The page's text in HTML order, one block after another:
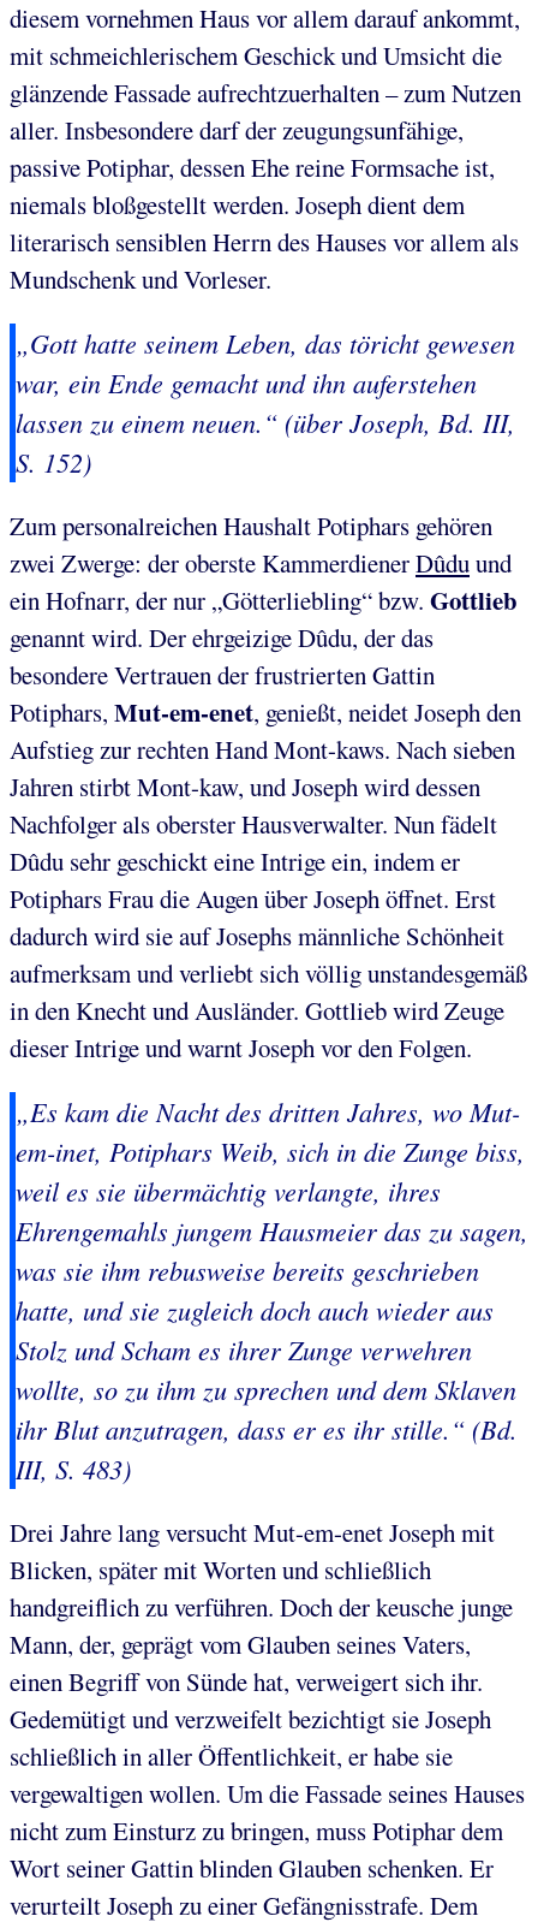
diesem vornehmen Haus vor allem darauf ankommt,
mit schmeichlerischem Geschick und Umsicht die
glänzende Fassade aufrechtzuerhalten – zum Nutzen
aller. Insbesondere darf der zeugungsunfähige,
passive Potiphar, dessen Ehe reine Formsache ist,
niemals bloßgestellt werden. Joseph dient dem
literarisch sensiblen Herrn des Hauses vor allem als
Mundschenk und Vorleser.
„Gott hatte seinem Leben, das töricht gewesen
war, ein Ende gemacht und ihn auferstehen
lassen zu einem neuen.“ (über Joseph, Bd. III,
S. 152)
Zum personalreichen Haushalt Potiphars gehören
zwei Zwerge: der oberste KammerdienerDûduund
ein Hofnarr, der nur „Götterliebling“ bzw. Gottlieb
genannt wird. Der ehrgeizige Dûdu, der das
besondere Vertrauen der frustrierten Gattin
Potiphars, Mut-em-enet, genießt, neidet Joseph den
Aufstieg zur rechten Hand Mont-kaws. Nach sieben
Jahren stirbt Mont-kaw, und Joseph wird dessen
Nachfolger als oberster Hausverwalter. Nun fädelt
Dûdu sehr geschickt eine Intrige ein, indem er
Potiphars Frau die Augen über Joseph öffnet. Erst
dadurch wird sie auf Josephs männliche Schönheit
aufmerksam und verliebt sich völlig unstandesgemäß
in den Knecht und Ausländer. Gottlieb wird Zeuge
dieser Intrige und warnt Joseph vor den Folgen.
„Es kam die Nacht des dritten Jahres, wo Mut-
em-inet, Potiphars Weib, sich in die Zunge biss,
weil es sie übermächtig verlangte, ihres
Ehrengemahls jungem Hausmeier das zu sagen,
was sie ihm rebusweise bereits geschrieben
hatte, und sie zugleich doch auch wieder aus
Stolz und Scham es ihrer Zunge verwehren
wollte, so zu ihm zu sprechen und dem Sklaven
ihr Blut anzutragen, dass er es ihr stille.“ (Bd.
III, S. 483)
Drei Jahre lang versucht Mut-em-enet Joseph mit
Blicken, später mit Worten und schließlich
handgreiflich zu verführen. Doch der keusche junge
Mann, der, geprägt vom Glauben seines Vaters,
einen Begriff von Sünde hat, verweigert sich ihr.
Gedemütigt und verzweifelt bezichtigt sie Joseph
schließlich in aller Öffentlichkeit, er habe sie
vergewaltigen wollen. Um die Fassade seines Hauses
nicht zum Einsturz zu bringen, muss Potiphar dem
Wort seiner Gattin blinden Glauben schenken. Er
verurteilt Joseph zu einer Gefängnisstrafe. Dem